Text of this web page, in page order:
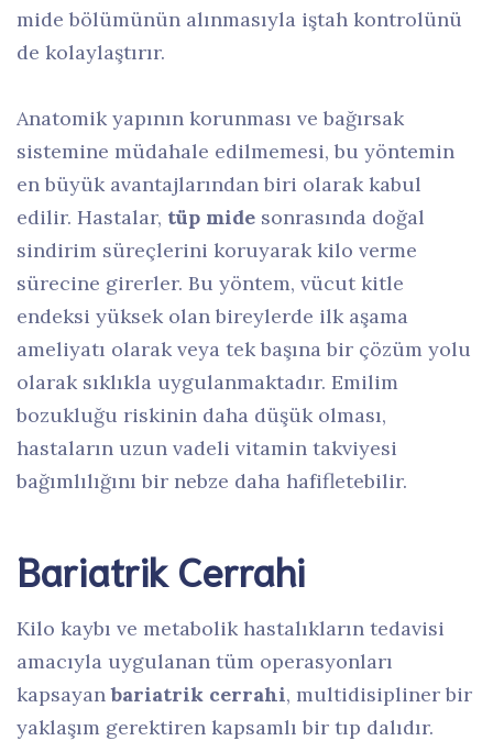
mide bölümünün alınmasıyla iştah kontrolünü
de kolaylaştırır.
Anatomik yapının korunması ve bağırsak
sistemine müdahale edilmemesi, bu yöntemin
en büyük avantajlarından biri olarak kabul
edilir. Hastalar, tüp mide sonrasında doğal
sindirim süreçlerini koruyarak kilo verme
sürecine girerler. Bu yöntem, vücut kitle
endeksi yüksek olan bireylerde ilk aşama
ameliyatı olarak veya tek başına bir çözüm yolu
olarak sıklıkla uygulanmaktadır. Emilim
bozukluğu riskinin daha düşük olması,
hastaların uzun vadeli vitamin takviyesi
bağımlılığını bir nebze daha hafifletebilir.
Bariatrik Cerrahi
Kilo kaybı ve metabolik hastalıkların tedavisi
amacıyla uygulanan tüm operasyonları
kapsayanbariatrik cerrahi, multidisipliner bir
yaklaşım gerektiren kapsamlı bir tıp dalıdır.